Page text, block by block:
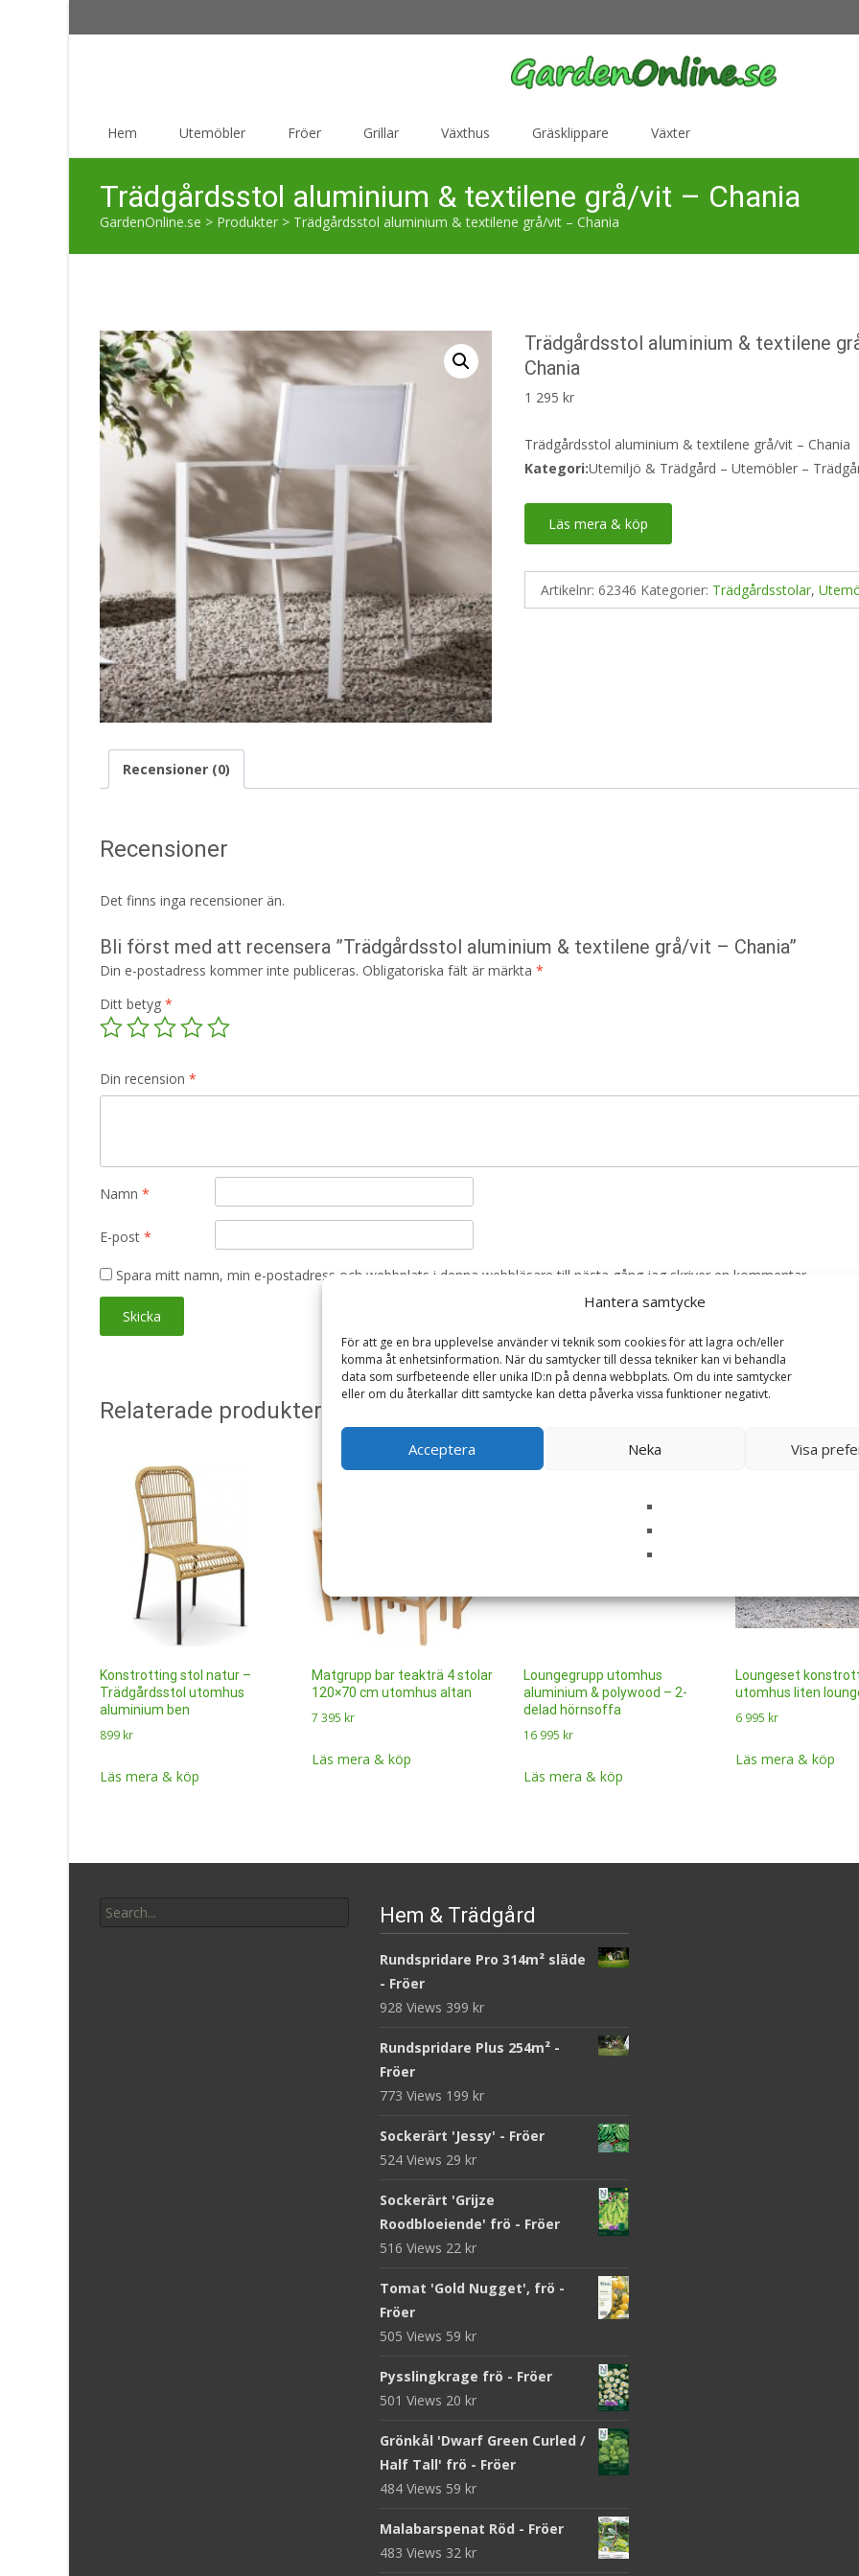
Hantera samtycke
För att ge en bra upplevelse använder vi teknik som cookies för att lagra och/eller
komma åt enhetsinformation. När du samtycker till dessa tekniker kan vi behandla
data som surfbeteende eller unika ID:n på denna webbplats. Om du inte samtycker
eller om du återkallar ditt samtycke kan detta påverka vissa funktioner negativt.
Acceptera Neka Visa
Hem Utemöbler Fröer Grillar Växthus Gräsklippare Växter
Trädgårdsstol aluminium & textilene grå/vit – Chania
GardenOnline.se > Produkter > Trädgårdsstol aluminium & textilene grå/vit – Chania
Trädgårdsstol aluminium & textilene
Chania
1 295kr
Trädgårdsstol aluminium & textilene grå/vit – Chania
Kategori:Utemiljö & Trädgård – Utemöbler –
Läs mera & köp
Artikelnr:62346 Kategorier: Trädgårdsstolar,
Recensioner (0)
Recensioner
Det finns inga recensioner än.
Bli först med att recensera ”Trädgårdsstol aluminium & textilene grå/vit – Chania”
Din e-postadress kommer inte publiceras. Obligatoriska fält är märkta *
Ditt betyg *
Din recension *
Namn *
E-post *
Spara mitt namn, min e-postadress och webbplats i denna webbläsare till nästa gång jag skriver en kommentar.
Relaterade produkter
Konstrotting stol natur –
Trädgårdsstol utomhus
aluminium ben
899 kr
Läs mera & köp
Matgrupp bar teakträ 4 stolar
120×70 cm utomhus altan
7 395 kr
Läs mera & köp
Loungegrupp utomhus
aluminium & polywood – 2-
delad hörnsoffa
16 995 kr
Läs mera & köp
Loungeset
utomhus liten
6 995 kr
Läs mera & köp
for:
Hem & Trädgård
Rundspridare Pro 314m² släde
- Fröer
928 Views 399 kr
Rundspridare Plus 254m² -
Fröer
773 Views 199 kr
Sockerärt 'Jessy' - Fröer
524 Views 29 kr
Sockerärt 'Grijze
Roodbloeiende' frö - Fröer
516 Views 22 kr
Tomat 'Gold Nugget', frö -
Fröer
505 Views 59 kr
Pysslingkrage frö - Fröer
501 Views 20 kr
Grönkål 'Dwarf Green Curled /
Half Tall' frö - Fröer
484 Views 59 kr
Malabarspenat Röd - Fröer
483 Views 32 kr